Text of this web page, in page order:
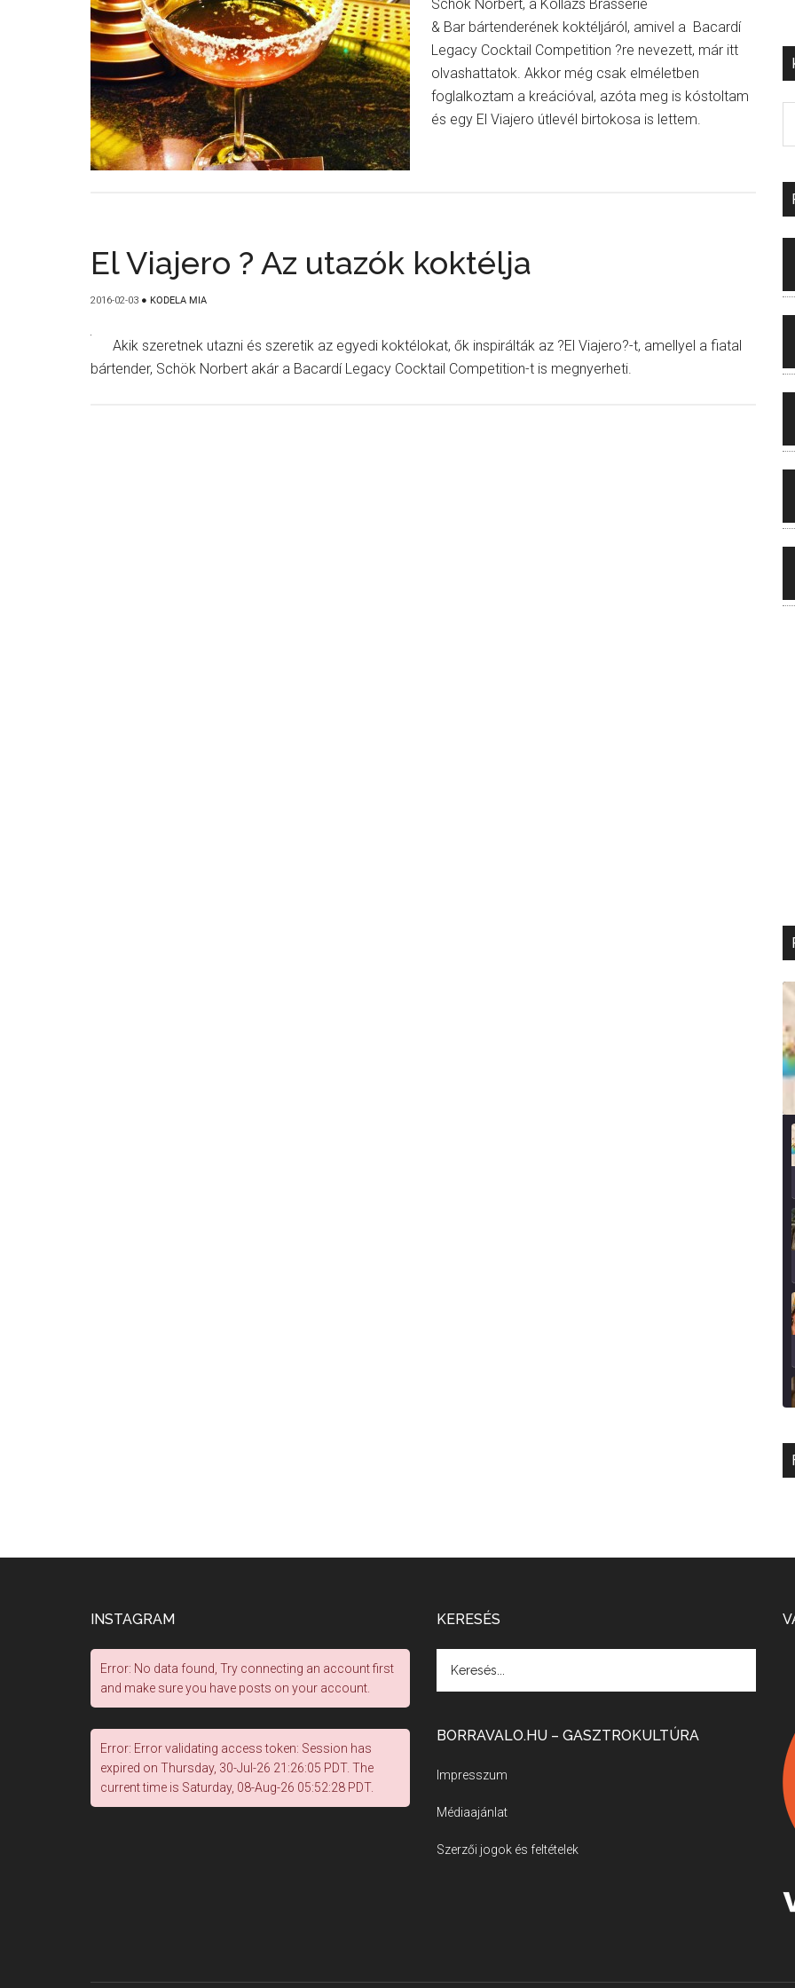
Schök Norbert, a Kollázs Brasserie
& Bar bártenderének koktéljáról, amivel a Bacardí
Legacy Cocktail Competition ?re nevezett, már itt
olvashattatok. Akkor még csak elméletben
foglalkoztam a kreációval, azóta meg is kóstoltam
és egy El Viajero útlevél birtokosa is lettem.
El Viajero ? Az utazók koktélja
2016-02-03 ● KODELA MIA
Akik szeretnek utazni és szeretik az egyedi koktélokat, ők inspirálták az ?El Viajero?-t, amellyel a fiatal
bártender, Schök Norbert akár a Bacardí Legacy Cocktail Competition-t is megnyerheti.
INSTAGRAM
Error: No data found, Try connecting an account first
and make sure you have posts on your account.
Error: Error validating access token: Session has
expired on Thursday, 30-Jul-26 21:26:05 PDT. The
current time is Saturday, 08-Aug-26 05:52:28 PDT.
KERESÉS
BORRAVALO.HU – GASZTROKULTÚRA
Impresszum
Médiaajánlat
Szerzői jogok és feltételek